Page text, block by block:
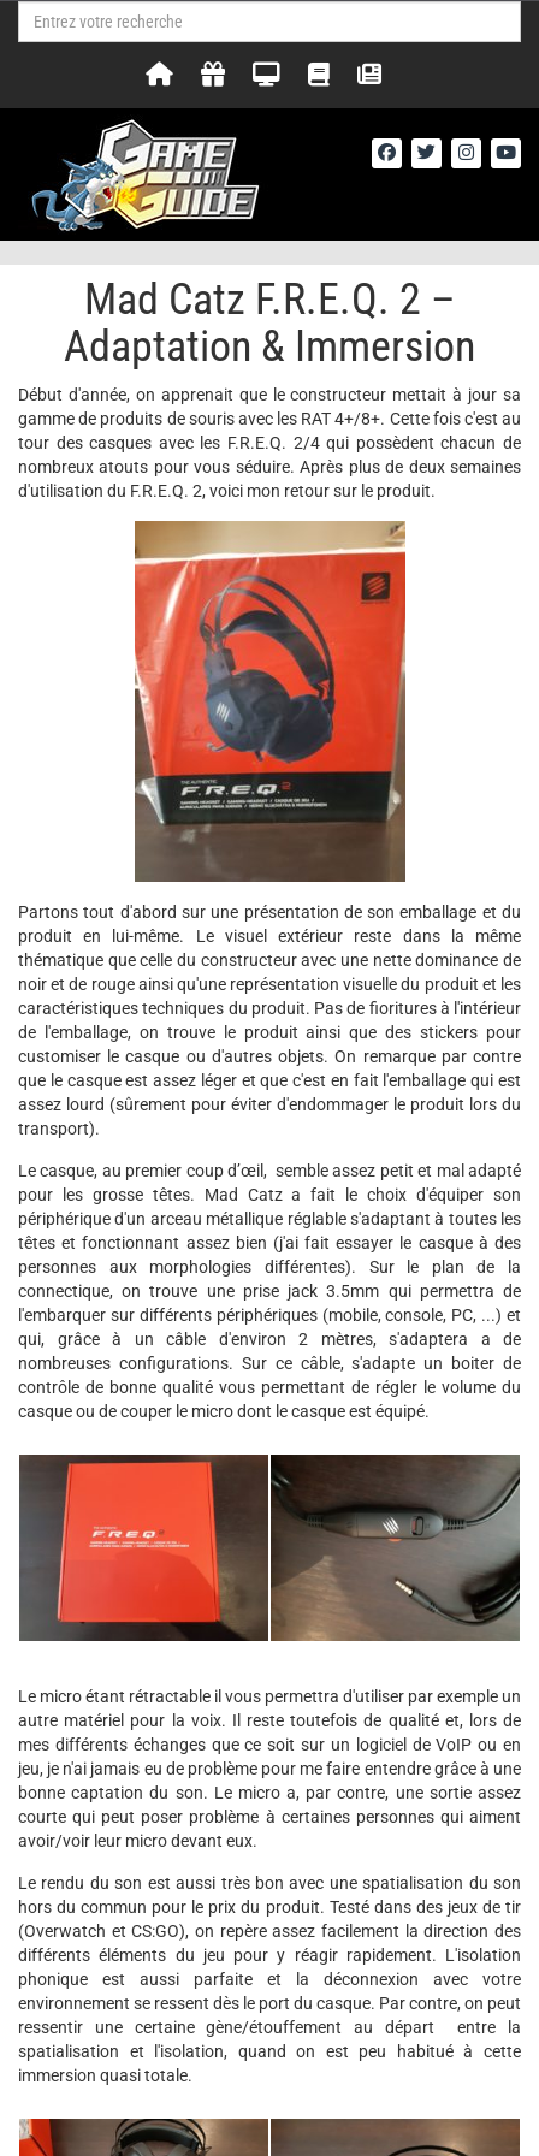
Mad Catz F.R.E.Q. 2 –
Adaptation & Immersion
Début d'année, on apprenait que le constructeur mettait à jour sa
gamme de produits de souris avec les RAT 4+/8+. Cette fois c'est au
tour des casques avec les F.R.E.Q. 2/4 qui possèdent chacun de
nombreux atouts pour vous séduire. Après plus de deux semaines
d'utilisation du F.R.E.Q. 2, voici mon retour sur le produit.
Partons tout d'abord sur une présentation de son emballage et du
produit en lui-même. Le visuel extérieur reste dans la même
thématique que celle du constructeur avec une nette dominance de
noir et de rouge ainsi qu'une représentation visuelle du produit et les
caractéristiques techniques du produit. Pas de fioritures à l'intérieur
de l'emballage, on trouve le produit ainsi que des stickers pour
customiser le casque ou d'autres objets. On remarque par contre
que le casque est assez léger et que c'est en fait l'emballage qui est
assez lourd (sûrement pour éviter d'endommager le produit lors du
transport).
Le casque, au premier coup d’œil, semble assez petit et mal adapté
pour les grosse têtes. Mad Catz a fait le choix d'équiper son
périphérique d'un arceau métallique réglable s'adaptant à toutes les
têtes et fonctionnant assez bien (j'ai fait essayer le casque à des
personnes aux morphologies différentes). Sur le plan de la
connectique, on trouve une prise jack 3.5mm qui permettra de
l'embarquer sur différents périphériques (mobile, console, PC, ...) et
qui, grâce à un câble d'environ 2 mètres, s'adaptera a de
nombreuses configurations. Sur ce câble, s'adapte un boiter de
contrôle de bonne qualité vous permettant de régler le volume du
casque ou de couper le micro dont le casque est équipé.
Le micro étant rétractable il vous permettra d'utiliser par exemple un
autre matériel pour la voix. Il reste toutefois de qualité et, lors de
mes différents échanges que ce soit sur un logiciel de VoIP ou en
jeu, je n'ai jamais eu de problème pour me faire entendre grâce à une
bonne captation du son. Le micro a, par contre, une sortie assez
courte qui peut poser problème à certaines personnes qui aiment
avoir/voir leur micro devant eux.
Le rendu du son est aussi très bon avec une spatialisation du son
hors du commun pour le prix du produit. Testé dans des jeux de tir
(Overwatch et CS:GO), on repère assez facilement la direction des
différents éléments du jeu pour y réagir rapidement. L'isolation
phonique est aussi parfaite et la déconnexion avec votre
environnement se ressent dès le port du casque. Par contre, on peut
ressentir une certaine gène/étouffement au départ entre la
spatialisation et l'isolation, quand on est peu habitué à cette
immersion quasi totale.